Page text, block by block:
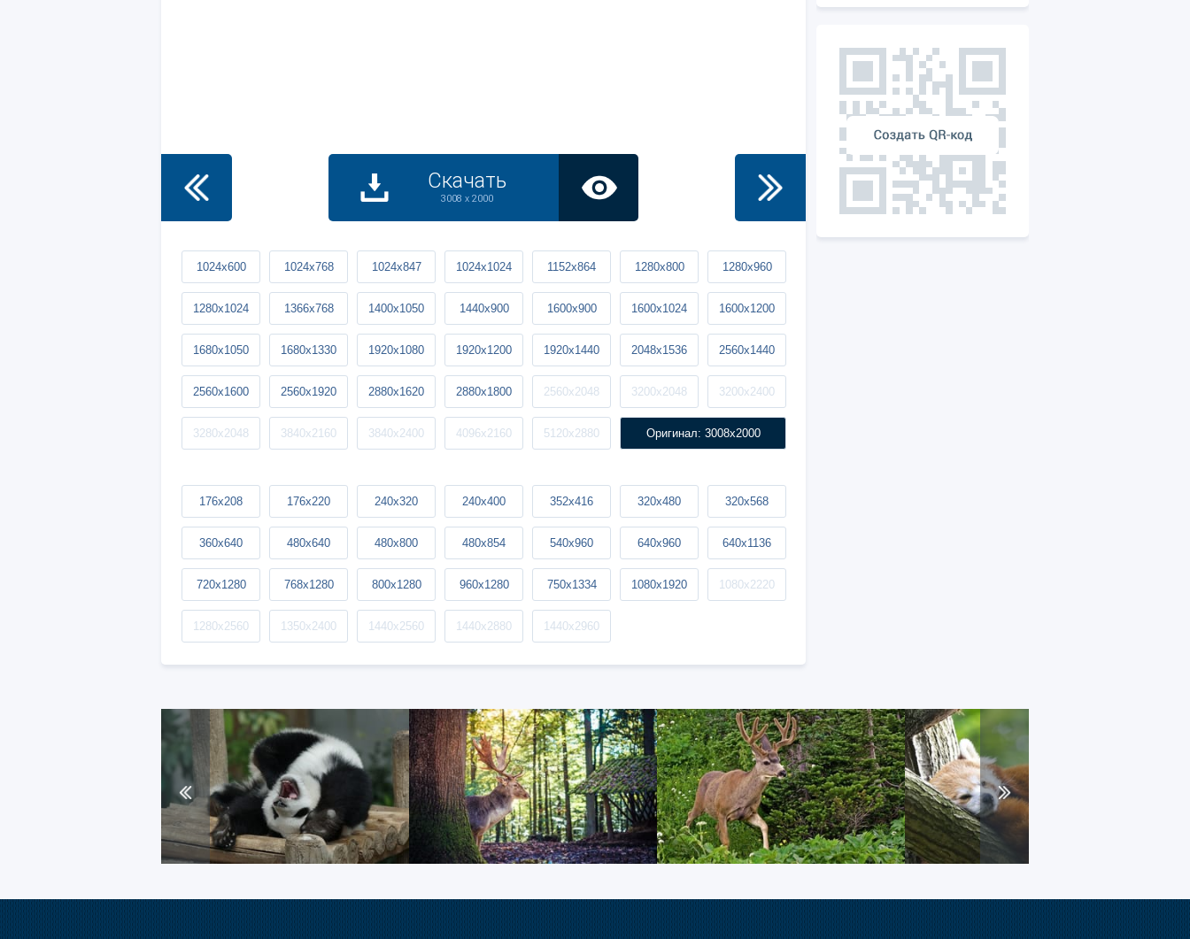
Скачать
3008 x 2000
1024x600 1024x768 1024x847 1024x1024 1152x864 1280x800 1280x960
1280x1024 1366x768 1400x1050 1440x900 1600x900 1600x1024 1600x1200
1680x1050 1680x1330 1920x1080 1920x1200 1920x1440 2048x1536 2560x1440
2560x1600 2560x1920 2880x1620 2880x1800 2560x2048 3200x2048 3200x2400
3280x2048 3840x2160 3840x2400 4096x2160 5120x2880 Оригинал: 3008x2000
176x208 176x220 240x320 240x400 352x416 320x480 320x568
360x640 480x640 480x800 480x854 540x960 640x960 640x1136
720x1280 768x1280 800x1280 960x1280 750x1334 1080x1920 1080x2220
1280x2560 1350x2400 1440x2560 1440x2880 1440x2960